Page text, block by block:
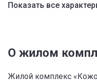
Показать все
О жилом
Жилой комплекс